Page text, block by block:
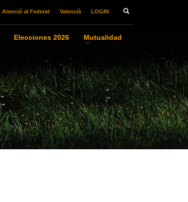
Atenció al Federat Valencià LOGIN
Elecciones 2026
Mutualidad